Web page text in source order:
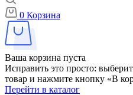
0 Корзина
Ваша корзина пуста
Исправить это просто:
товар и нажмите кнопку «В
Перейти в каталог